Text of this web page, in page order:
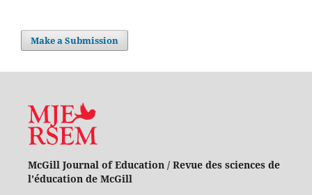
Make a Submission
McGill Journal of Education / Revue des sciences de
l'éducation de McGill